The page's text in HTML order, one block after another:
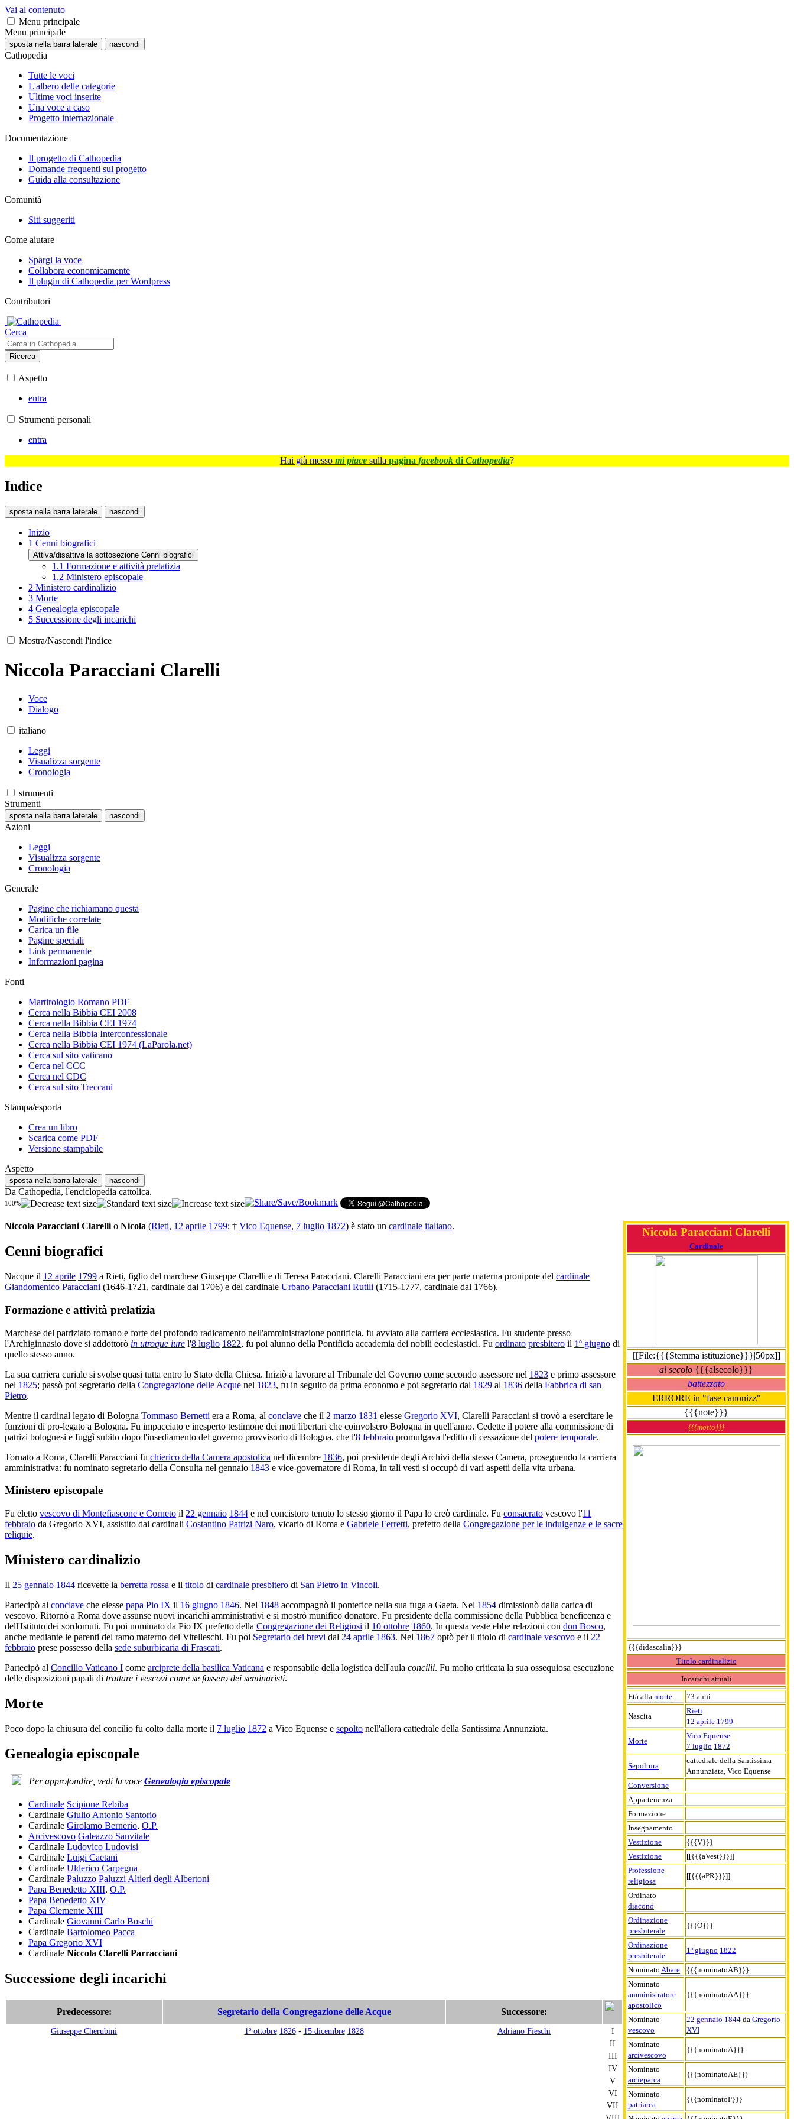
Vai al contenuto
Menu principale
Menu principale
sposta nella barra laterale nascondi
Cathopedia
Tutte le voci
L'albero delle categorie
Ultime voci inserite
Una voce a caso
Progetto internazionale
Documentazione
Il progetto di Cathopedia
Domande frequenti sul progetto
Guida alla consultazione
Comunità
Siti suggeriti
Come aiutare
Spargi la voce
Collabora economicamente
Il plugin di Cathopedia per Wordpress
Contributori
Cerca
Ricerca
Aspetto
entra
Strumenti personali
entra
Hai già messo mi piace sulla pagina facebook di Cathopedia?
Indice
sposta nella barra laterale nascondi
Inizio
1 Cenni biografici
Attiva/disattiva la sottosezione Cenni biografici
1.1 Formazione e attività prelatizia
1.2 Ministero episcopale
2 Ministero cardinalizio
3 Morte
4 Genealogia episcopale
5 Successione degli incarichi
Mostra/Nascondi l'indice
Niccola Paracciani Clarelli
Voce
Dialogo
italiano
Leggi
Visualizza sorgente
Cronologia
strumenti
Strumenti
sposta nella barra laterale nascondi
Azioni
Leggi
Visualizza sorgente
Cronologia
Generale
Pagine che richiamano questa
Modifiche correlate
Carica un file
Pagine speciali
Link permanente
Informazioni pagina
Fonti
Martirologio Romano PDF
Cerca nella Bibbia CEI 2008
Cerca nella Bibbia CEI 1974
Cerca nella Bibbia Interconfessionale
Cerca nella Bibbia CEI 1974 (LaParola.net)
Cerca sul sito vaticano
Cerca nel CCC
Cerca nel CDC
Cerca sul sito Treccani
Stampa/esporta
Crea un libro
Scarica come PDF
Versione stampabile
Aspetto
sposta nella barra laterale nascondi
Da Cathopedia, l'enciclopedia cattolica.
100%
Niccola Paracciani Clarelli
Cardinale
[[File:{{{Stemma istituzione}}}|50px]]
al secolo {{{alsecolo}}}
battezzato
ERRORE in "fase canonizz"
{{{note}}}
{{{motto}}}
{{{didascalia}}}
Titolo cardinalizio
Incarichi attuali
Età alla morte 73 anni
Nascita
Rieti
12 aprile 1799
Morte
Vico Equense
7 luglio 1872
Sepoltura
cattedrale della Santissima
Annunziata, Vico Equense
Conversione
Appartenenza
Formazione
Insegnamento
Vestizione
{{{V}}}
Vestizione
[[{{{aVest}}}]]
Professione
religiosa
[[{{{aPR}}}]]
Ordinato
diacono
Ordinazione
presbiterale
{{{O}}}
Ordinazione
presbiterale
1º giugno 1822
Nominato Abate
{{{nominatoAB}}}
Nominato
amministratore
apostolico
{{{nominatoAA}}}
Nominato
vescovo
22 gennaio 1844 da Gregorio
XVI
Nominato
arcivescovo
{{{nominatoA}}}
Nominato
arcieparca
{{{nominatoAE}}}
Nominato
patriarca
{{{nominatoP}}}
Niccola Paracciani Clarelli o Nicola (Rieti, 12 aprile 1799; † Vico Equense, 7 luglio 1872) è stato un cardinale italiano.
Cenni biografici
Nacque il 12 aprile 1799 a Rieti, figlio del marchese Giuseppe Clarelli e di Teresa Paracciani. Clarelli Paracciani era per parte materna pronipote del cardinale
Giandomenico Paracciani (1646-1721, cardinale dal 1706) e del cardinale Urbano Paracciani Rutili (1715-1777, cardinale dal 1766).
Formazione e attività prelatizia
Marchese del patriziato romano e forte del profondo radicamento nell'amministrazione pontificia, fu avviato alla carriera ecclesiastica. Fu studente presso
l'Archiginnasio dove si addottorò in utroque iure l'8 luglio 1822, fu poi alunno della Pontificia accademia dei nobili ecclesiastici. Fu ordinato presbitero il 1º giugno di
quello stesso anno.
La sua carriera curiale si svolse quasi tutta entro lo Stato della Chiesa. Iniziò a lavorare al Tribunale del Governo come secondo assessore nel 1823 e primo assessore
nel 1825; passò poi segretario della Congregazione delle Acque nel 1823, fu in seguito da prima economo e poi segretario dal 1829 al 1836 della Fabbrica di san
Pietro.
Mentre il cardinal legato di Bologna Tommaso Bernetti era a Roma, al conclave che il 2 marzo 1831 elesse Gregorio XVI, Clarelli Paracciani si trovò a esercitare le
funzioni di pro-legato a Bologna. Fu impacciato e inesperto testimone dei moti libertari che coinvolsero Bologna in quell'anno. Cedette il potere alla commissione di
patrizi bolognesi e fuggì subito dopo l'insediamento del governo provvisorio di Bologna, che l'8 febbraio promulgava l'editto di cessazione del potere temporale.
Tornato a Roma, Clarelli Paracciani fu chierico della Camera apostolica nel dicembre 1836, poi presidente degli Archivi della stessa Camera, proseguendo la carriera
amministrativa: fu nominato segretario della Consulta nel gennaio 1843 e vice-governatore di Roma, in tali vesti si occupò di vari aspetti della vita urbana.
Ministero episcopale
Fu eletto vescovo di Montefiascone e Corneto il 22 gennaio 1844 e nel concistoro tenuto lo stesso giorno il Papa lo creò cardinale. Fu consacrato vescovo l'11
febbraio da Gregorio XVI, assistito dai cardinali Costantino Patrizi Naro, vicario di Roma e Gabriele Ferretti, prefetto della Congregazione per le indulgenze e le sacre
reliquie.
Ministero cardinalizio
Il 25 gennaio 1844 ricevette la berretta rossa e il titolo di cardinale presbitero di San Pietro in Vincoli.
Partecipò al conclave che elesse papa Pio IX il 16 giugno 1846. Nel 1848 accompagnò il pontefice nella sua fuga a Gaeta. Nel 1854 dimissionò dalla carica di
vescovo. Ritornò a Roma dove assunse nuovi incarichi amministrativi e si mostrò munifico donatore. Fu presidente della commissione della Pubblica beneficenza e
dell'Istituto dei sordomuti. Fu poi nominato da Pio IX prefetto della Congregazione dei Religiosi il 10 ottobre 1860. In questa veste ebbe relazioni con don Bosco,
anche mediante le parenti del ramo materno dei Vitelleschi. Fu poi Segretario dei brevi dal 24 aprile 1863. Nel 1867 optò per il titolo di cardinale vescovo e il 22
febbraio prese possesso della sede suburbicaria di Frascati.
Partecipò al Concilio Vaticano I come arciprete della basilica Vaticana e responsabile della logistica dell'aula concilii. Fu molto criticata la sua ossequiosa esecuzione
delle disposizioni papali di trattare i vescovi come se fossero dei seminaristi.
Morte
Poco dopo la chiusura del concilio fu colto dalla morte il 7 luglio 1872 a Vico Equense e sepolto nell'allora cattedrale della Santissima Annunziata.
Genealogia episcopale
Per approfondire, vedi la voce Genealogia episcopale
Cardinale Scipione Rebiba
Cardinale Giulio Antonio Santorio
Cardinale Girolamo Bernerio, O.P.
Arcivescovo Galeazzo Sanvitale
Cardinale Ludovico Ludovisi
Cardinale Luigi Caetani
Cardinale Ulderico Carpegna
Cardinale Paluzzo Paluzzi Altieri degli Albertoni
Papa Benedetto XIII, O.P.
Papa Benedetto XIV
Papa Clemente XIII
Cardinale Giovanni Carlo Boschi
Cardinale Bartolomeo Pacca
Papa Gregorio XVI
Cardinale Niccola Clarelli Parracciani
Successione degli incarichi
Predecessore: Segretario della Congregazione delle Acque Successore:
Giuseppe Cherubini 1º ottobre 1826- 15 dicembre 1828 Adriano Fieschi
I
II
III
IV
V
VI
VII